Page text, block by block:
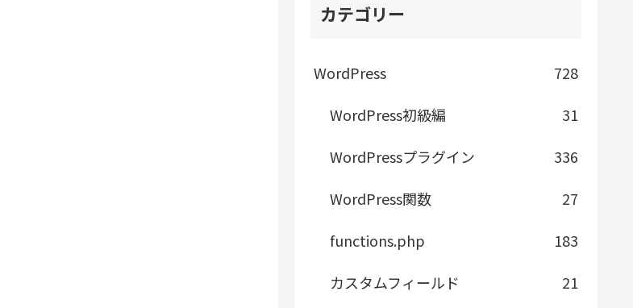
カテゴリー
WordPress
728
WordPress初級編
31
WordPressプラグイン
336
WordPress関数
27
functions.php
183
カスタムフィールド
21